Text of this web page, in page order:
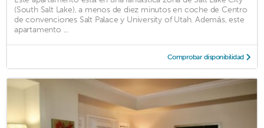
(South Salt Lake), a menos de diez minutos en coche de Centro
de convenciones Salt Palace y University of Utah. Además, este
apartamento ...
Comprobar disponibilidad